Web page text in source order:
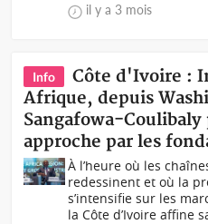
il y a 3 mois
Info
Côte d'Ivoire :
Afrique, depuis
Sangafowa-
approche par les
À l’heure où les
redessinent et où la
s’intensifie sur les
la Côte d’Ivoire affine